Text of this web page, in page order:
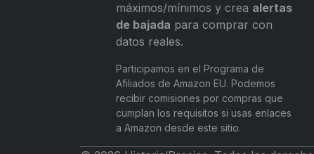
máximos/mínimos y crea alertas
de bajada para comprar con
datos reales.
Participamos en el Programa de
Afiliados de Amazon EU. Podemos
recibir comisiones por compras que
cumplan los requisitos si usas enlaces
a Amazon desde este sitio.